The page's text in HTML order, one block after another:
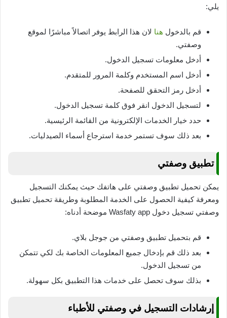
يلي:
قم بالدخول هنا لان هذا الرابط يوفر اتصالاً مباشرًا لموقع
وصفتي.
أدخل معلومات تسجيل الدخول.
أدخل اسم المستخدم وكلمة المرور للمتقدم.
أدخل رمز التحقق للصفحة.
لتسجيل الدخول انقر فوق كلمة تسجيل الدخول.
حدد خيار الخدمات الإلكترونية من القائمة الرئيسية.
بعد ذلك سوف تستمر خدمة استرجاع أسماء الصيدليات.
تطبيق وصفتي
يمكن تحميل تطبيق وصفتي على هاتفك حيث يمكنك التسجيل
ومعرفة كيفية الحصول على الخدمة المطلوبة وطريقة تحميل تطبيق
وصفتي تسجيل دخول Wasfaty app موضحة أدناه:
قم بتحميل تطبيق وصفتي من جوجل بلاي.
بعد ذلك قم بإدخال جميع المعلومات الخاصة بك لكي تتمكن
من تسجيل الدخول.
بذلك سوف تحصل على خدمات هذا التطبيق بكل سهولة.
إرشادات التسجيل في وصفتي للأطباء